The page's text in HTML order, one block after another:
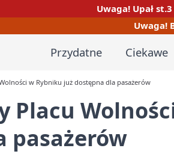
Uwaga! Upał
Uwaga!
Przydatne Ciekawe
w Rybniku już dostępna dla pasażerów
Placu
pasażerów